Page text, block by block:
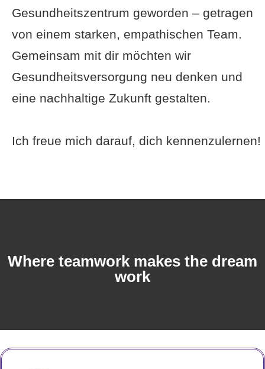
Gesundheitszentrum geworden – getragen
von einem starken, empathischen Team.
Gemeinsam mit dir möchten wir
Gesundheitsversorgung neu denken und
eine nachhaltige Zukunft gestalten.
Ich freue mich darauf, dich kennenzulernen!
Where teamwork makes the dream
work